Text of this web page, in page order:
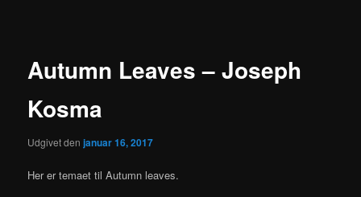
Autumn Leaves – Joseph
Kosma
Udgivet denjanuar 16, 2017
Her er temaet til Autumn leaves.